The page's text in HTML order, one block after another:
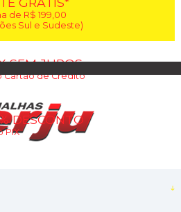
de R$ 199,00
Sul e Sudeste)
SEM JUROS
Cartão de Crédito
DESCONTO
PIX